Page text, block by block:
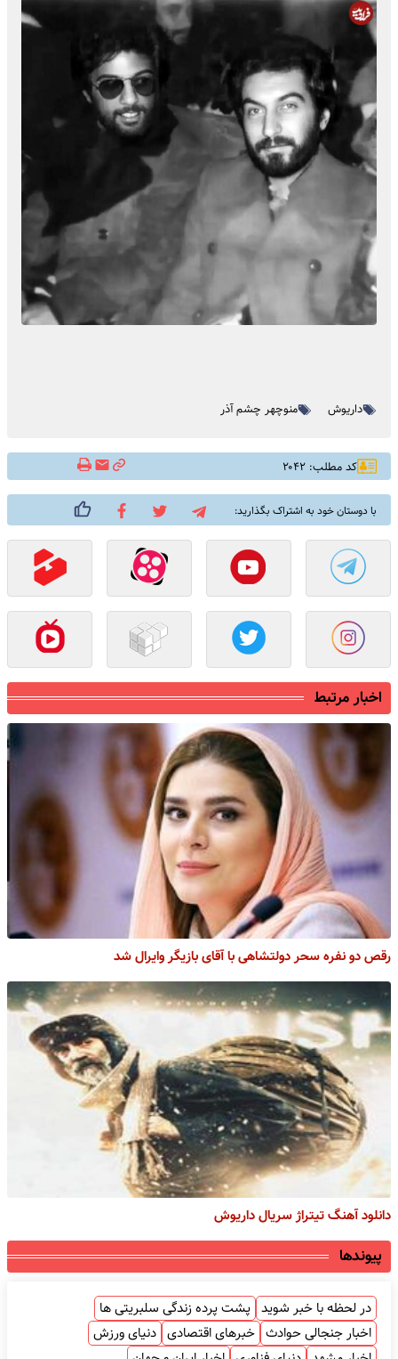
داریوش منوچهر چشم آذر
کد مطلب: ۲۰۴۲
با دوستان خود به اشتراک بگذارید:
اخبار مرتبط
رقص دو نفره سحر دولتشاهی با آقای بازیگر وایرال شد
دانلود آهنگ تیتراژ سریال داریوش
پیوندها
در لحظه با خبر شوید پشت پرده زندگی سلبریتی ها
اخبار جنجالی حوادث خبرهای اقتصادی دنیای ورزش